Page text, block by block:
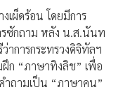
เผ็ดร้อน โดยมีการ
รซักถาม หลัง น.ส.นันท
าการกระทรวงดิจิทัลฯ
ฝึก “ภาษาทิงลิช” เพื่อ
ำถามเป็น “ภาษาคน”